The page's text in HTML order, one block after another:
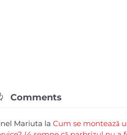
Comments
Mariuta la Cum se montează